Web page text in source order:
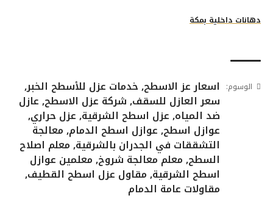
دهانات داخلية بمكة
الوسوم: اسعار عز الاسطح,خدمات عزل للأسطح الخبر,
سعر العازل للسقف,شركة عزل الاسطح,عازل
ضد المياه,عزل اسطح الشرقية,عزل حراري,
عوازل اسطح,عوازل اسطح الدمام,معالجة
التشققات في الجدران بالشرقية,معلم اصلاح
السطح,معلم معالجة شروخ,معلمين عوازل
اسطح الشرقية,مقاول عزل اسطح القطيف,
مقاولات عامة الدمام